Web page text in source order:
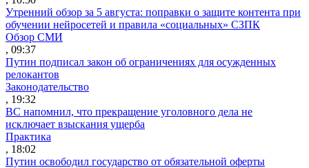
Утренний обзор за 5 августа: поправки о защите контента при
обучении нейросетей и правила «социальных» СЗПК
Обзор СМИ
, 09:37
Путин подписал закон об ограничениях для осужденных
релокантов
Законодательство
, 19:32
ВС напомнил, что прекращение уголовного дела не
исключает взыскания ущерба
Практика
, 18:02
Путин освободил государство от обязательной оферты